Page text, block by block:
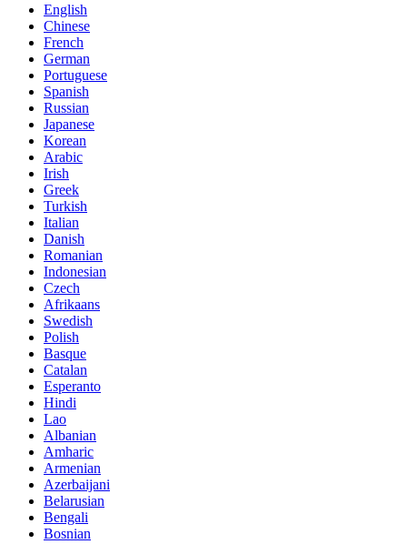
English
Chinese
French
German
Portuguese
Spanish
Russian
Japanese
Korean
Arabic
Irish
Greek
Turkish
Italian
Danish
Romanian
Indonesian
Czech
Afrikaans
Swedish
Polish
Basque
Catalan
Esperanto
Hindi
Lao
Albanian
Amharic
Armenian
Azerbaijani
Belarusian
Bengali
Bosnian